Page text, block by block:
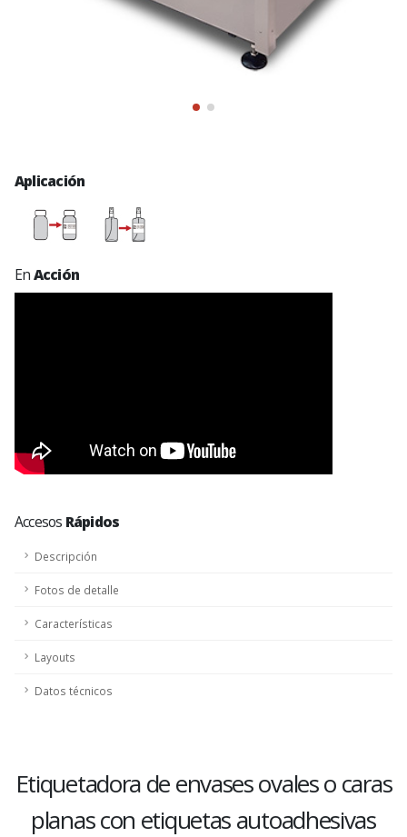
Aplicación
EnAcción
Accesos Rápidos
Descripción
Fotos de detalle
Características
Layouts
Datos técnicos
Etiquetadora de envases ovales o caras
planas con etiquetas autoadhesivas